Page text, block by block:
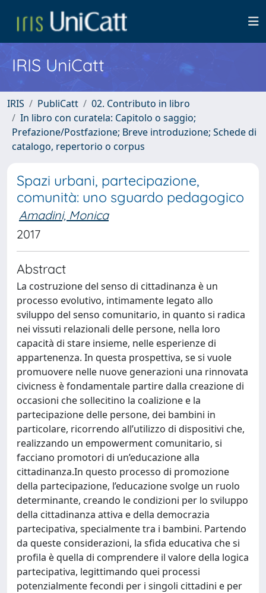
IRIS UniCatt
IRIS PubliCatt
02. Contributo in libro
In libro con curatela: Capitolo o saggio;
Prefazione/Postfazione; Breve introduzione; Schede di
catalogo, repertorio o corpus
Spazi urbani, partecipazione,
comunità: uno sguardo pedagogico
Amadini, Monica
2017
Abstract
La costruzione del senso di cittadinanza è un
processo evolutivo, intimamente legato allo
sviluppo del senso comunitario, in quanto si radica
nei vissuti relazionali delle persone, nella loro
capacità di stare insieme, nelle esperienze di
appartenenza. In questa prospettiva, se si vuole
promuovere nelle nuove generazioni una rinnovata
civicness è fondamentale partire dalla creazione di
occasioni che sollecitino la coalizione e la
partecipazione delle persone, dei bambini in
particolare, ricorrendo all’utilizzo di dispositivi che,
realizzando un empowerment comunitario, si
facciano promotori di un’educazione alla
cittadinanza.In questo processo di promozione
della partecipazione, l’educazione svolge un ruolo
determinante, creando le condizioni per lo sviluppo
della cittadinanza attiva e della democrazia
partecipativa, specialmente tra i bambini. Partendo
da queste considerazioni, la sfida educativa che si
profila è quella di comprendere il valore della logica
partecipativa, legittimando quei processi
potenzialmente fecondi per i singoli cittadini e per